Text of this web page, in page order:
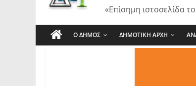
«Επίσημη ιστοσελίδα
Ο ΔΗΜΟΣ ΔΗΜΟΤΙΚΗ ΑΡΧΗ